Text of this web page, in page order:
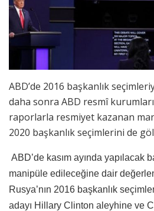
ABD’de 2016 başkanlık
daha sonra ABD resmî
raporlarla resmiyet kazanan
2020 başkanlık seçimlerini de
ABD’de kasım ayında yapılacak
manipüle edileceğine dair
Rusya’nın 2016 başkanlık
adayı Hillary Clinton aleyhine ve